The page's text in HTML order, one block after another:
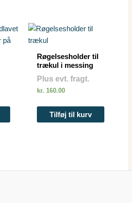
Røgelsesholder til
trækul i messing
Plus evt. fragt.
kr. 160.00
Tilføj til kurv